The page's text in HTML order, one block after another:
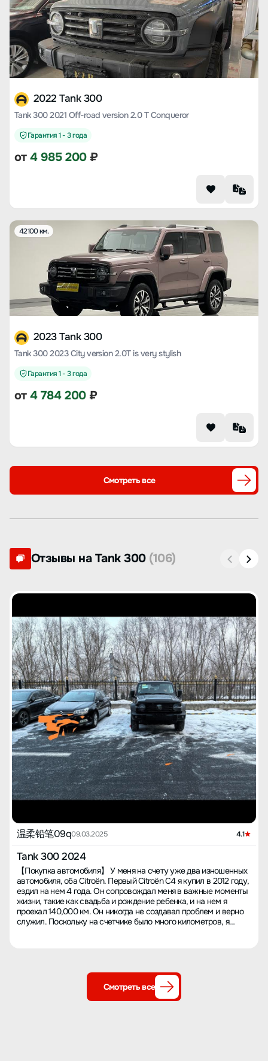
2022 Tank 300
Tank 300 2021 Off-road version 2.0 T Conqueror
Гарантия 1 - 3 года
от4 985 200₽
42100 км.
2023 Tank 300
Tank 300 2023 City version 2.0T is very stylish
Гарантия 1 - 3 года
от4 784 200₽
Смотреть все
Отзывы на Tank 300 (106)
温柔铅笔09q09.03.2025 4.1
Tank 300 2024
【Покупка автомобиля】 У меня на счету уже два изношенных
автомобиля, оба Citroën. Первый Citroën C4 я купил в 2012 году,
ездил на нем 4 года. Он сопровождал меня в важные моменты
жизни, такие как свадьба и рождение ребенка, и на нем я
проехал 140,000 км. Он никогда не создавал проблем и верно
служил. Поскольку на счетчике было много километров, я
официальном сервисе проблема исчезла, и я не собирался
менять машину. Однако в этом году проблема снова возникла.
Я подумывал её отремонтировать, но выяснилось, что
остаточная стоимость машины не стоит капитального ремонта
Смотреть все